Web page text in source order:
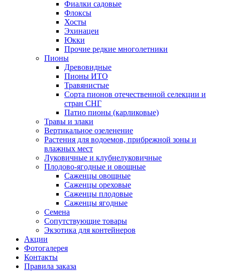
Фиалки садовые
Флоксы
Хосты
Эхинацеи
Юкки
Прочие редкие многолетники
Пионы
Древовидные
Пионы ИТО
Травянистые
Сорта пионов отечественной селекции и
стран СНГ
Патио пионы (карликовые)
Травы и злаки
Вертикальное озеленение
Растения для водоемов, прибрежной зоны и
влажных мест
Луковичные и клубнелуковичные
Плодово-ягодные и овощные
Саженцы овощные
Саженцы ореховые
Саженцы плодовые
Саженцы ягодные
Семена
Сопутствующие товары
Экзотика для контейнеров
Акции
Фотогалерея
Контакты
Правила заказа